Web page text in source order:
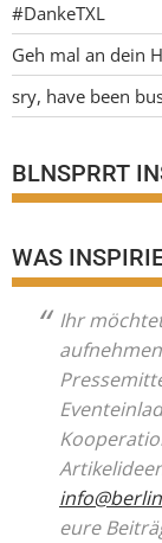
#DankeTXL
Geh mal an dein
sry, have been
BLNSPRRT
WAS
Ihr
eure